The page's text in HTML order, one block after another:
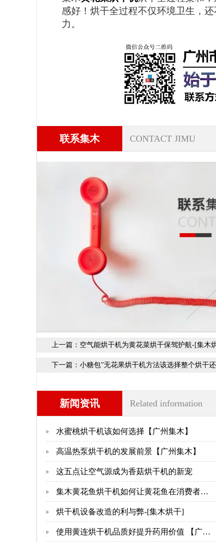
感好！烘干全过程不仅环境卫生，
力。
联系集木 CONTACT JIMU
上一篇： 空气能烘干机为黄花菜烘干保驾护航-[集木
下一篇： 小糖包”无花果烘干机方法该选择整个烘干
新闻资讯 Related information
水蜜桃烘干机该如何选择【广州集木】
高温热泵烘干机的发展前景【广州集木】
这五点让空气源成为香菇烘干机的新宠
集木黄花鱼烘干机如何让黄花鱼在消费者的
舌尖上跳动【广州集木】
烘干机设备改造的利与弊-[集木烘干]
使用黄连烘干机品质好提升药用价值 【广州